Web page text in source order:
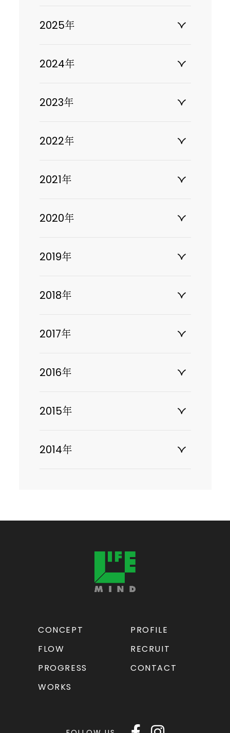
2025年
2024年
2023年
2022年
2021年
2020年
2019年
2018年
2017年
2016年
2015年
2014年
CONCEPT
PROFILE
FLOW
RECRUIT
PROGRESS
CONTACT
WORKS